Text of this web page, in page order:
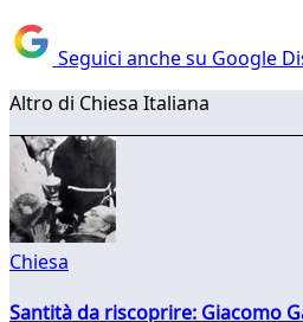
Seguici anche su Google
Altro di Chiesa Italiana
Chiesa
Santità da riscoprire: Giacomo